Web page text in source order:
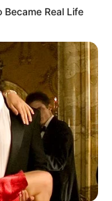
Real Life